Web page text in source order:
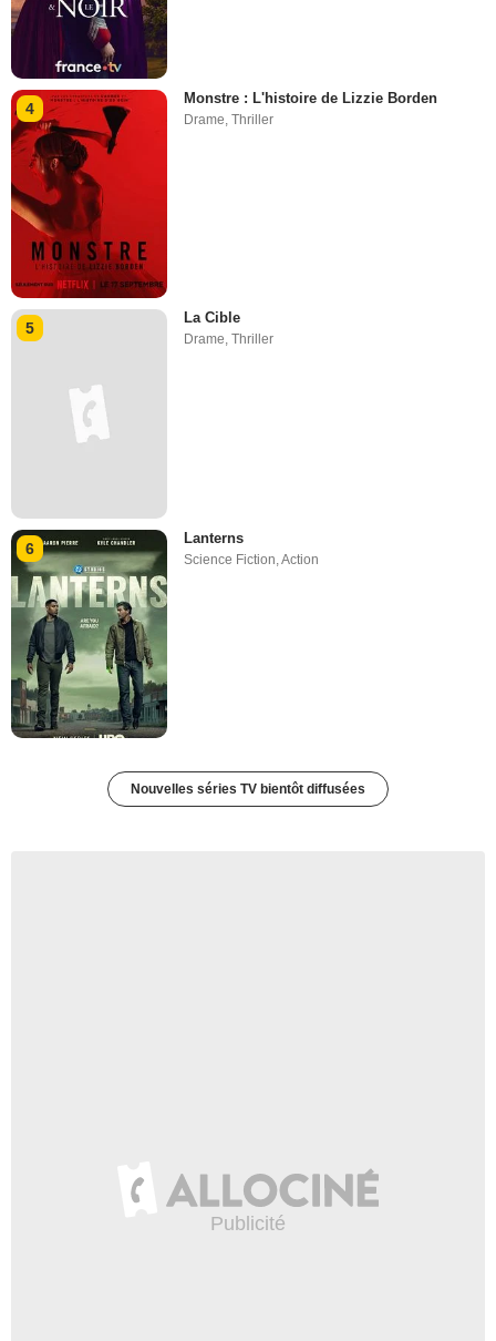
4
Monstre : L'histoire de Lizzie Borden
Drame,Thriller
5
La Cible
Drame,Thriller
6
Lanterns
Science Fiction ,Action
Nouvelles séries TV bientôt diffusées